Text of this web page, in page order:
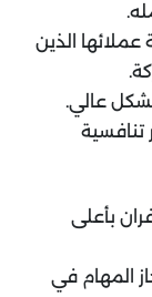
الذين
عالي.
تنافسية
بأعلى
المهام في